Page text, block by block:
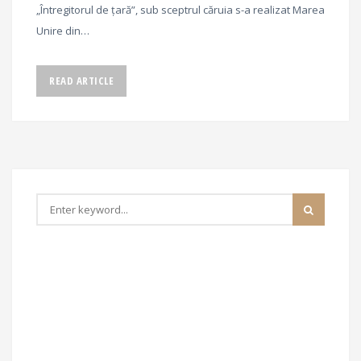
„Întregitorul de țară”, sub sceptrul căruia s-a realizat Marea
Unire din…
READ ARTICLE